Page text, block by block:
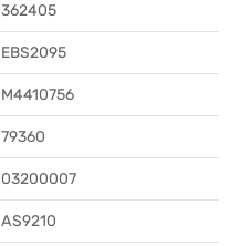
362405
EBS2095
M4410756
79360
03200007
AS9210